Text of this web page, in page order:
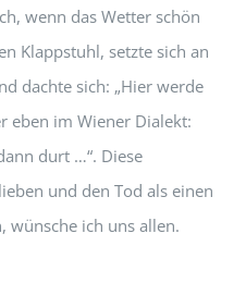
wenn das Wetter schön
Klappstuhl, setzte sich an
dachte sich: „Hier werde
eben im Wiener Dialekt:
durt …“. Diese
und den Tod als einen
wünsche ich uns allen.